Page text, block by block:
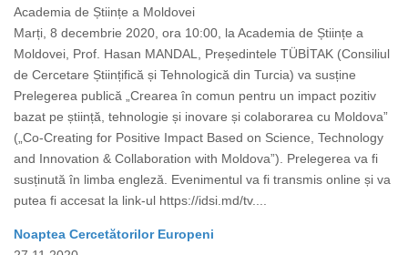
Academia de Științe a Moldovei
Marți, 8 decembrie 2020, ora 10:00, la Academia de Științe a
Moldovei, Prof. Hasan MANDAL, Președintele TÜBİTAK (Consiliul
de Cercetare Științifică și Tehnologică din Turcia) va susține
Prelegerea publică „Crearea în comun pentru un impact pozitiv
bazat pe știință, tehnologie și inovare și colaborarea cu Moldova”
(„Co-Creating for Positive Impact Based on Science, Technology
and Innovation & Collaboration with Moldova”). Prelegerea va fi
susținută în limba engleză. Evenimentul va fi transmis online și va
putea fi accesat la link-ul https://idsi.md/tv....
Noaptea Cercetătorilor Europeni